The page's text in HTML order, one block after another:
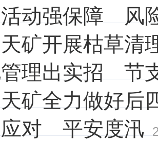
动强保障 风
矿开展枯草清
理出实招 节
矿全力做好后
对 平安度汛